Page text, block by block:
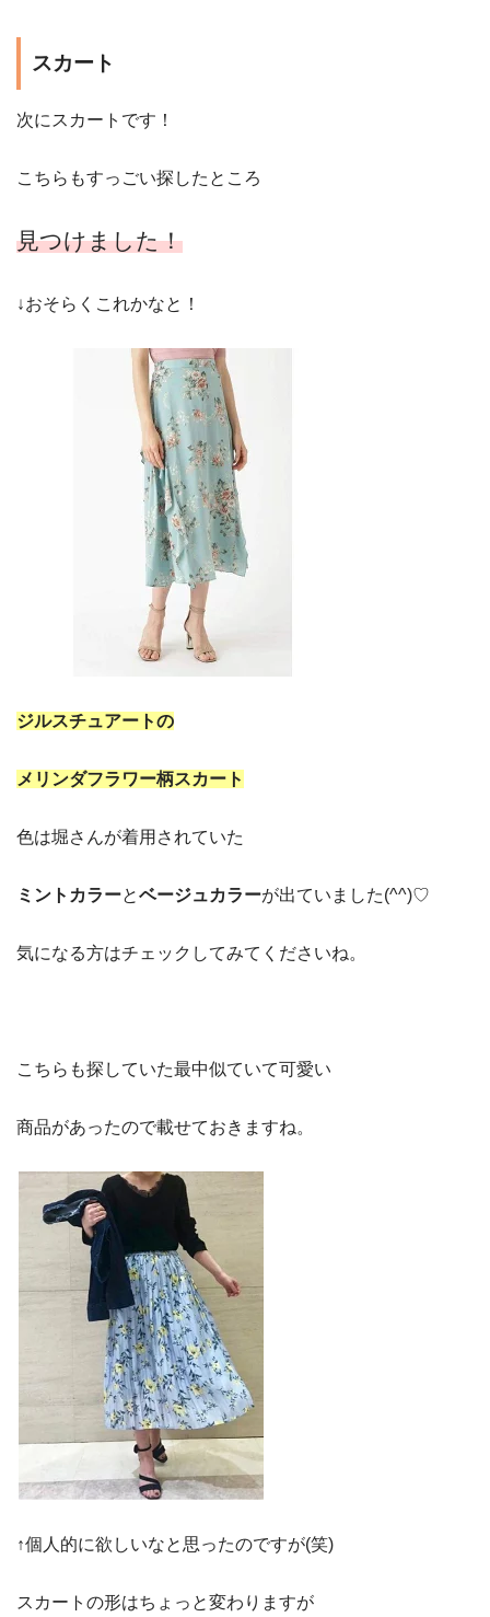
スカート
次にスカートです！
こちらもすっごい探したところ
見つけました！
↓おそらくこれかなと！
ジルスチュアートの
メリンダフラワー柄スカート
色は堀さんが着用されていた
ミントカラーとベージュカラーが出ていました(^^)♡
気になる方はチェックしてみてくださいね。
こちらも探していた最中似ていて可愛い
商品があったので載せておきますね。
↑個人的に欲しいなと思ったのですが(笑)
スカートの形はちょっと変わりますが